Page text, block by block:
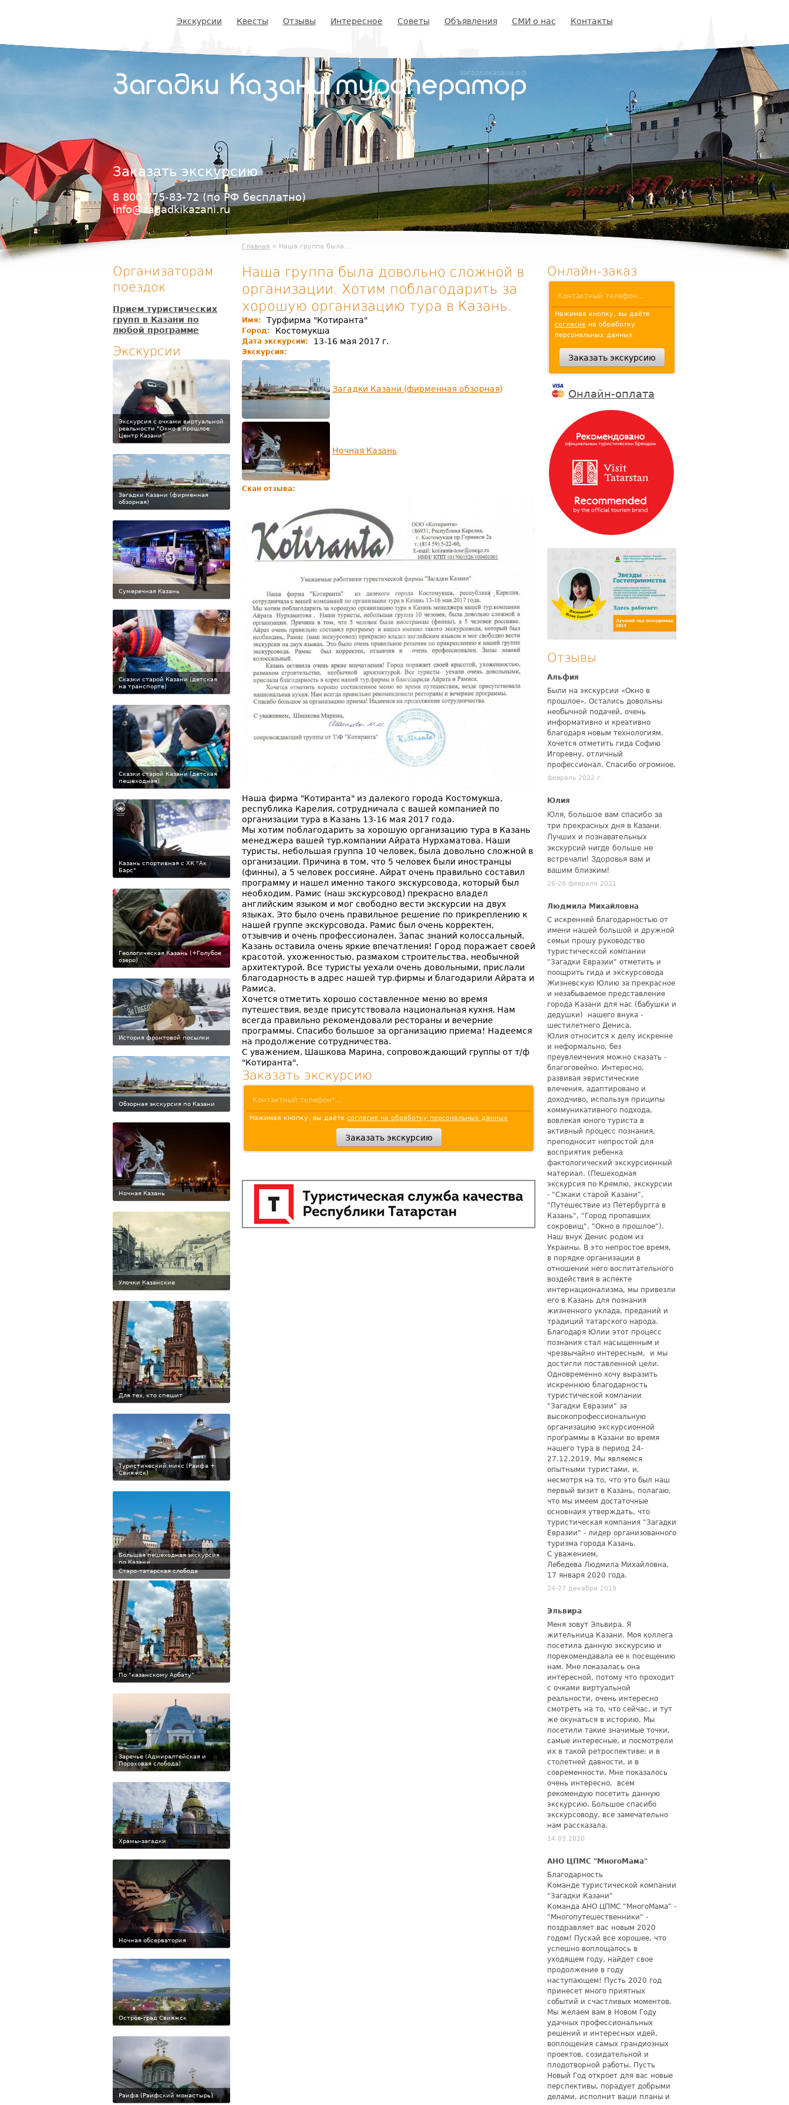
Экскурсии Квесты Отзывы Интересное Советы Объявления СМИ о нас Контакты
загадкиказани.рф
Загадки Казани туроператор
Заказать экскурсию
8 800 775-83-72(по РФ бесплатно)
info@zagadkikazani.ru
Главная » Наша группа была...
Наша группа была довольно сложной в
организации. Хотим поблагодарить за
хорошую организацию тура в Казань.
Имя: Турфирма "Котиранта"
Город: Костомукша
Дата экскурсии: 13-16 мая 2017 г.
Экскурсия:
Загадки Казани (фирменная обзорная)
Ночная Казань
Скан отзыва:
Наша фирма "Котиранта" из далекого города Костомукша,
республика Карелия, сотрудничала с вашей компанией по
организации тура в Казань 13-16 мая 2017 года.
Мы хотим поблагодарить за хорошую организацию тура в Казань
менеджера вашей тур.компании Айрата Нурхаматова. Наши
туристы, небольшая группа 10 человек, была довольно сложной в
организации. Причина в том, что 5 человек были иностранцы
(финны), а 5 человек россияне. Айрат очень правильно составил
программу и нашел именно такого экскурсовода, который был
необходим. Рамис (наш экскурсовод) прекрасно владел
английским языком и мог свободно вести экскурсии на двух
языках. Это было очень правильное решение по прикреплению к
нашей группе экскурсовода. Рамис был очень корректен,
отзывчив и очень профессионален. Запас знаний колоссальный.
Казань оставила очень яркие впечатления! Город поражает своей
красотой, ухоженностью, размахом строительства, необычной
архитектурой. Все туристы уехали очень довольными, прислали
благодарность в адрес нашей тур.фирмы и благодарили Айрата и
Рамиса.
Хочется отметить хорошо составленное меню во время
путешествия, везде присутствовала национальная кухня. Нам
всегда правильно рекомендовали рестораны и вечерние
программы. Спасибо большое за организацию приема! Надеемся
на продолжение сотрудничества.
С уважением, Шашкова Марина, сопровождающий группы от т/ф
"Котиранта".
Заказать экскурсию
Нажимая кнопку, вы даёте согласие на обработку персональных данных
Организаторам
поездок
Прием туристических
групп в Казани по
любой программе
Экскурсии
Экскурсия с очками виртуальной
реальности "Окно в прошлое
Центр Казани"
Загадки Казани (фирменная
обзорная)
Сумеречная Казань
Сказки старой Казани (детская
на транспорте)
Сказки старой Казани (детская
пешеходная)
Казань спортивная с ХК "Ак
Барс"
Геологическая Казань (+Голубое
озеро)
История фронтовой посылки
Обзорная экскурсия по Казани
Ночная Казань
Улочки Казанские
Для тех, кто спешит
Туристический микс (Раифа +
Свияжск)
Большая пешеходная экскурсия
по Казани
Старо-татарская слобода
По "казанскому Арбату"
Заречье (Адмиралтейская и
Пороховая слобода)
Храмы-загадки
Ночная обсерватория
Остров-град Свияжск
Раифа (Раифский монастырь)
Онлайн-заказ
Нажимая кнопку, вы даёте
согласие на обработку
персональных данных
Онлайн-оплата
Отзывы
Альфия
Были на экскурсии «Окно в
прошлое». Остались довольны
необычной подачей, очень
информативно и креативно
благодаря новым технологиям.
Хочется отметить гида Софию
Игоревну, отличный
профессионал. Спасибо огромное.
февраль 2022 г.
Юлия
Юля, большое вам спасибо за
три прекрасных дня в Казани.
Лучших и познавательных
экскурсий нигде больше не
встречали! Здоровья вам и
вашим близким!
26-28 февраля 2021
Людмила Михайловна
С искренней благодарностью от
имени нашей большой и дружной
семьи прошу руководство
туристическсой компании
"Загадки Евразии" отметить и
поощрить гида и экскурсовода
Жизневскую Юлию за прекрасное
и незабываемое представление
города Казани для нас (бабушки и
дедушки) нашего внука -
шестилетнего Дениса.
Юлия относится к делу искренне
и неформально, без
преувлеичения можно сказать -
благоговейно. Интересно,
развивая эвристические
влечения, адаптировано и
доходчиво, используя приципы
коммуникативного подхода,
вовлекая юного туриста в
активный процесс познания,
преподносит непростой для
восприятия ребенка
фактологический экскурсионный
материал. (Пешеходная
экскурсия по Кремлю, экскурсии
- "Сзкаки старой Казани",
"Путешествие из Петербургга в
Казань", "Город пропавших
сокровищ", "Окно в прошлое").
Наш внук Денис родом из
Украины. В это непростое время,
в порядке организации в
отношении него воспитательного
воздействия в аспекте
интернационализма, мы привезли
его в Казань для познания
жизненного уклада, преданий и
традиций татарского народа.
Благодаря Юлии этот процесс
познания стал насыщенным и
чрезвычайно интересным, и мы
достигли поставленной цели.
Одновременно хочу выразить
искреннюю благодарность
туристической компании
"Загадки Евразии" за
высокопрофессиональную
организацию экскурсионной
программы в Казани во время
нашего тура в период 24-
27.12.2019. Мы являемся
опытными туристами, и,
несмотря на то, что это был наш
первый визит в Казань, полагаю,
что мы имеем достаточные
основнаия утверждать, что
туристическая компания "Загадки
Евразии" - лидер организованного
туризма города Казань.
С уважением,
Лебедева Людмила Михайловна,
17 января 2020 года.
24-27 декабря 2019
Эльвира
Меня зовут Эльвира. Я
жительница Казани. Моя коллега
посетила данную экскурсию и
порекомендавала ее к посещению
нам. Мне показалась она
интересной, потому что проходит
с очками виртуальной
реальности, очень интересно
смотреть на то, что сейчас, и тут
же окунаться в историю. Мы
посетили такие значимые точки,
самые интересные, и посмотрели
их в такой ретроспективе: и в
столетней давности, и в
современности. Мне показалось
очень интересно, всем
рекомендую посетить данную
экскурсию. Большое спасибо
экскурсоводу, все замечательно
нам рассказала.
14.03.2020
АНО ЦПМС "МногоМама"
Благодарность
Команде туристической компании
"Загадки Казани"
Команда АНО ЦПМС "МногоМама" -
"Многопутешественники" -
поздравляет вас новым 2020
годом! Пускай все хорошее, что
успешно воплощалось в
уходящем году, найдет свое
продолжение в году
наступающем! Пусть 2020 год
принесет много приятных
событий и счастливых моментов.
Мы желаем вам в Новом Году
удачных профессиональных
решений и интересных идей,
воплощения самых грандиозных
проектов, созидательной и
плодотворной работы. Пусть
Новый Год откроет для вас новые
перспективы, порадует добрыми
делами, исполнит ваши планы и